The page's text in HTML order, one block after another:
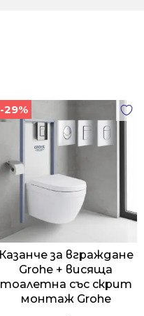
-29%
Казанче за вграждане
Grohe + висяща
тоалетна със скрит
монтаж Grohe